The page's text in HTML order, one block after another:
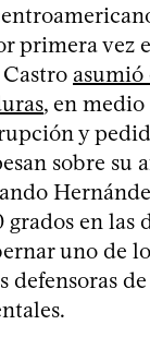
primera vez
asumió
, en
y
sobre su
grados en las
uno de
defensoras